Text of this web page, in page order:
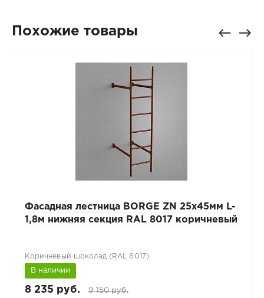
Похожие товары
Фасадная лестница BORGE ZN 25x45мм L-
1,8м нижняя секция RAL 8017 коричневый
Коричневый шоколад (RAL 8017)
В наличии
8 235 руб. 9 150 руб.